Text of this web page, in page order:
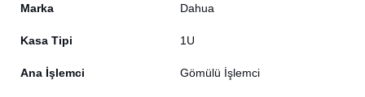
Marka Dahua
Kasa Tipi 1U
Ana İşlemci Gömülü İşlemci